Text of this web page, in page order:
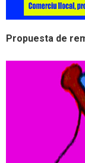
Propuesta de